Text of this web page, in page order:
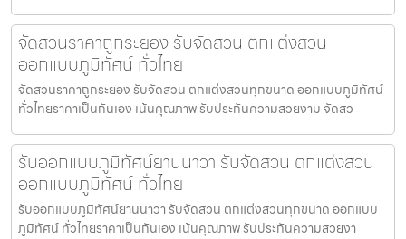
จัดสวนราคาถูกระยอง รับจัดสวน ตกแต่งสวน
ออกแบบภูมิทัศน์ ทั่วไทย
จัดสวนราคาถูกระยอง รับจัดสวน ตกแต่งสวนทุกขนาด ออกแบบภูมิทัศน์
ทั่วไทยราคาเป็นกันเอง เน้นคุณภาพ รับประกันความสวยงาม จัดสว
รับออกแบบภูมิทัศน์ยานนาวา รับจัดสวน ตกแต่งสวน
ออกแบบภูมิทัศน์ ทั่วไทย
รับออกแบบภูมิทัศน์ยานนาวา รับจัดสวน ตกแต่งสวนทุกขนาด ออกแบบ
ภูมิทัศน์ ทั่วไทยราคาเป็นกันเอง เน้นคุณภาพ รับประกันความสวยงา